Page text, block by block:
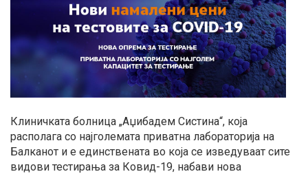
Клиничката болница „Аџибадем Систина“, која
располага со најголемата приватна лабораторија на
Балканот и е единствената во која се изведуваат сите
видови тестирања за Ковид-19, набави нова